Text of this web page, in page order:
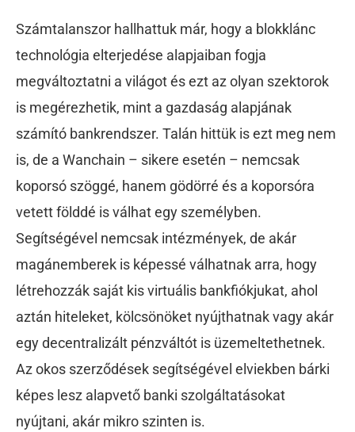
Számtalanszor hallhattuk már, hogy a blokklánc
technológia elterjedése alapjaiban fogja
megváltoztatni a világot és ezt az olyan szektorok
is megérezhetik, mint a gazdaság alapjának
számító bankrendszer. Talán hittük is ezt meg nem
is, de a Wanchain – sikere esetén – nemcsak
koporsó szöggé, hanem gödörré és a koporsóra
vetett földdé is válhat egy személyben.
Segítségével nemcsak intézmények, de akár
magánemberek is képessé válhatnak arra, hogy
létrehozzák saját kis virtuális bankfiókjukat, ahol
aztán hiteleket, kölcsönöket nyújthatnak vagy akár
egy decentralizált pénzváltót is üzemeltethetnek.
Az okos szerződések segítségével elviekben bárki
képes lesz alapvető banki szolgáltatásokat
nyújtani, akár mikro szinten is.